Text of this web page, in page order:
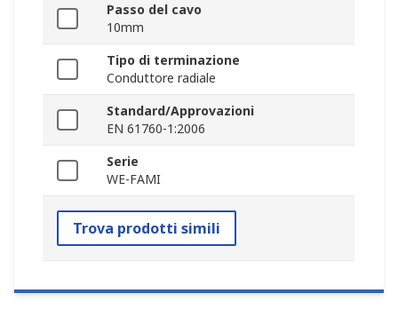
Passo del cavo
10mm
Tipo di terminazione
Conduttore radiale
Standard/Approvazioni
EN 61760-1:2006
Serie
WE-FAMI
Trova prodotti simili